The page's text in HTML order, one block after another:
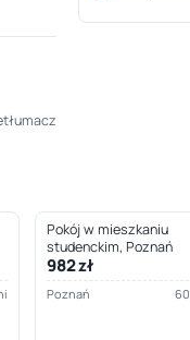
Pokój w mieszkaniu
studenckim, Poznań
982 zł
Poznań